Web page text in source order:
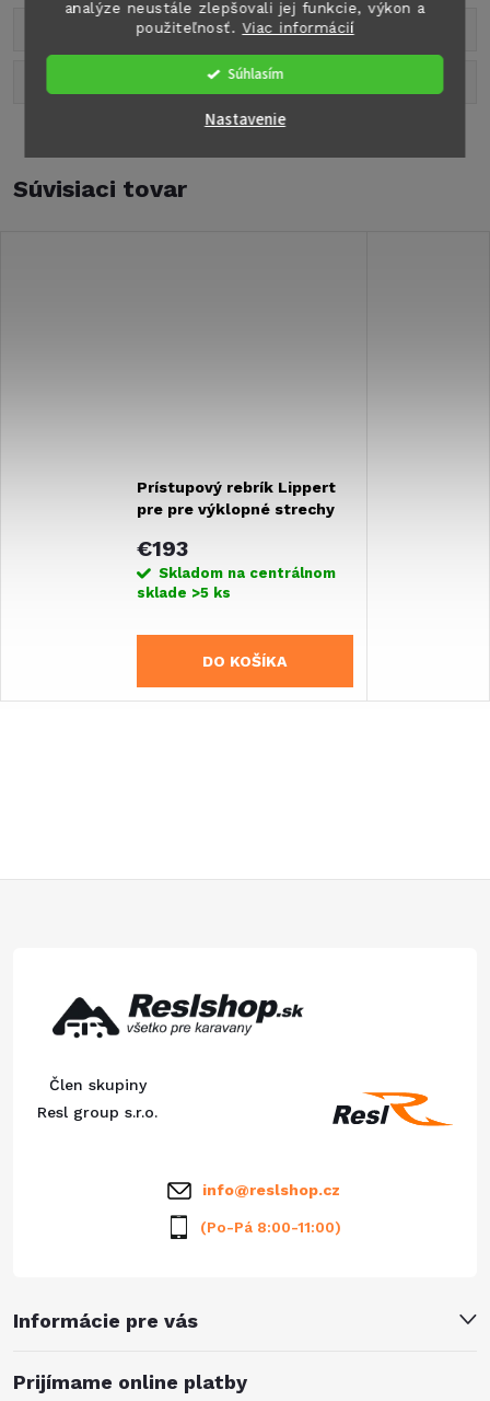
analýze neustále zlepšovali jej funkcie, výkon a
použiteľnosť.Viac informácií
Súhlasím
Nastavenie
Parametre produktu
Súvisiaci tovar
Prístupový rebrík Lippert
pre pre výklopné strechy
- 145 cm
€193
Skladom na centrálnom
sklade >5 ks
DO KOŠÍKA
Informácie pre vás
Člen skupiny
Resl group s.r.o.
info@reslshop.cz
(Po-Pá 8:00-11:00)
Prijímame online platby